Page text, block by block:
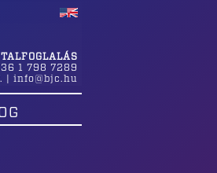
1 798 7289
info@bjc.hu